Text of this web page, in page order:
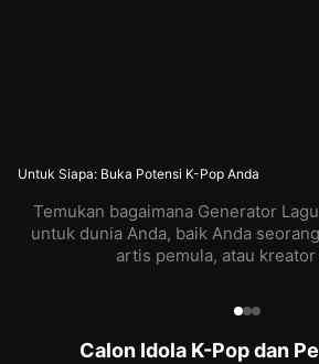
Untuk Siapa: Buka Potensi K-Pop Anda
Temukan bagaimana Generator
untuk dunia Anda, baik Anda
artis pemula, atau
Calon Idola K-Pop dan